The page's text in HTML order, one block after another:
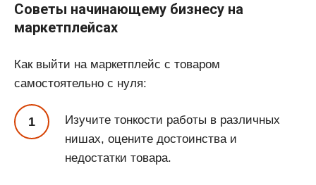
Советы начинающему бизнесу на
маркетплейсах
Как выйти на маркетплейс с товаром
самостоятельно с нуля:
Изучите тонкости работы в различных
нишах, оцените достоинства и
недостатки товара.